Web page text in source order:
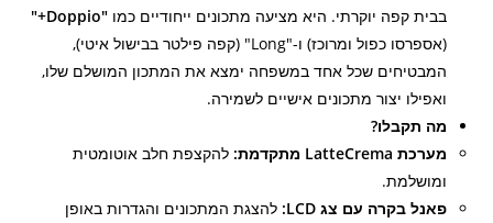
בבית קפה יוקרתי. היא מציעה מתכונים ייחודיים כמו"Doppio+"
(אספרסו כפול ומרוכז) ו-"Long" (קפה פילטר בבישול איטי),
המבטיחים שכל אחד במשפחה ימצא את המתכון המושלם שלו,
ואפילו יצור מתכונים אישיים לשמירה.
מה תקבלו?
מערכת LatteCrema מתקדמת:
להקצפת חלב אוטומטית
ומושלמת.
פאנל בקרה עם צג LCD:
להצגת המתכונים והגדרות באופן